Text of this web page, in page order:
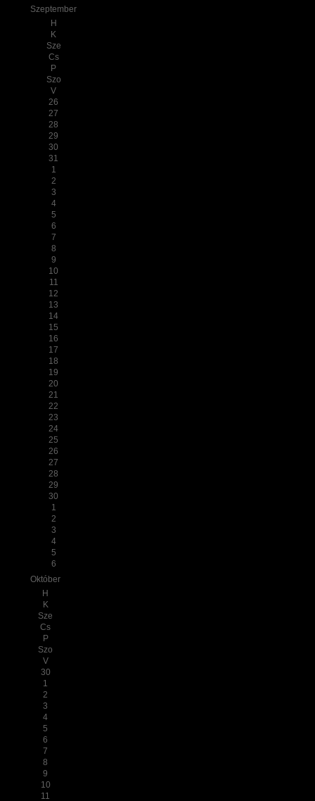
Szeptember
H
K
Sze
Cs
P
Szo
V
26
27
28
29
30
31
1
2
3
4
5
6
7
8
9
10
11
12
13
14
15
16
17
18
19
20
21
22
23
24
25
26
27
28
29
30
1
2
3
4
5
6
Október
H
K
Sze
Cs
P
Szo
V
30
1
2
3
4
5
6
7
8
9
10
11